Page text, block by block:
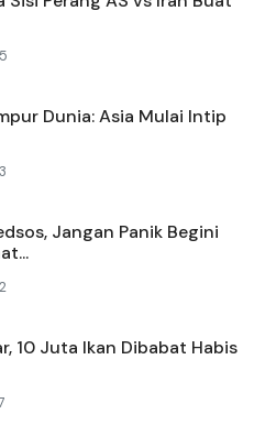
Dunia: Asia Mulai Intip
Jangan Panik Begini
10 Juta Ikan Dibabat Habis